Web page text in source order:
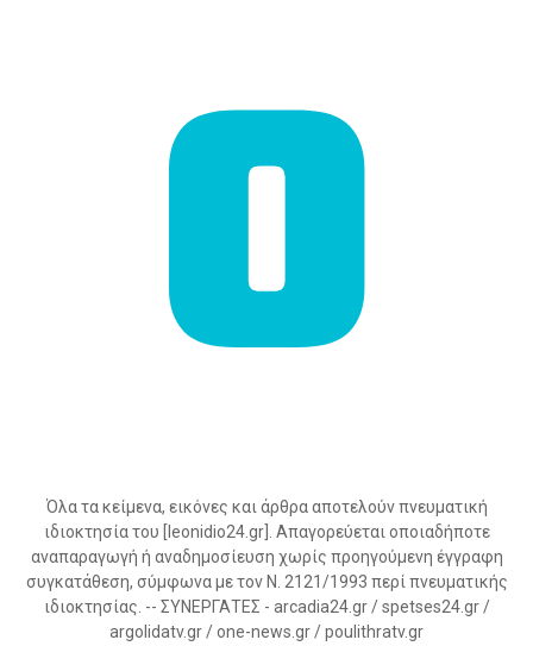
Όλα τα κείμενα, εικόνες και άρθρα αποτελούν πνευματική
ιδιοκτησία του [leonidio24.gr]. Απαγορεύεται οποιαδήποτε
αναπαραγωγή ή αναδημοσίευση χωρίς προηγούμενη έγγραφη
συγκατάθεση, σύμφωνα με τον Ν. 2121/1993 περί πνευματικής
ιδιοκτησίας. -- ΣΥΝΕΡΓΑΤΕΣ - arcadia24.gr / spetses24.gr /
argolidatv.gr / one-news.gr / poulithratv.gr